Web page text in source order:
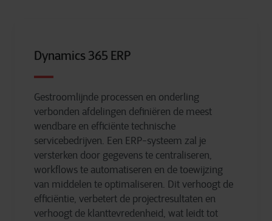
Dynamics 365 ERP
Gestroomlijnde processen en onderling
verbonden afdelingen definiëren de meest
wendbare en efficiënte technische
servicebedrijven. Een ERP-systeem zal je
versterken door gegevens te centraliseren,
workflows te automatiseren en de toewijzing
van middelen te optimaliseren. Dit verhoogt de
efficiëntie, verbetert de projectresultaten en
verhoogt de klanttevredenheid, wat leidt tot